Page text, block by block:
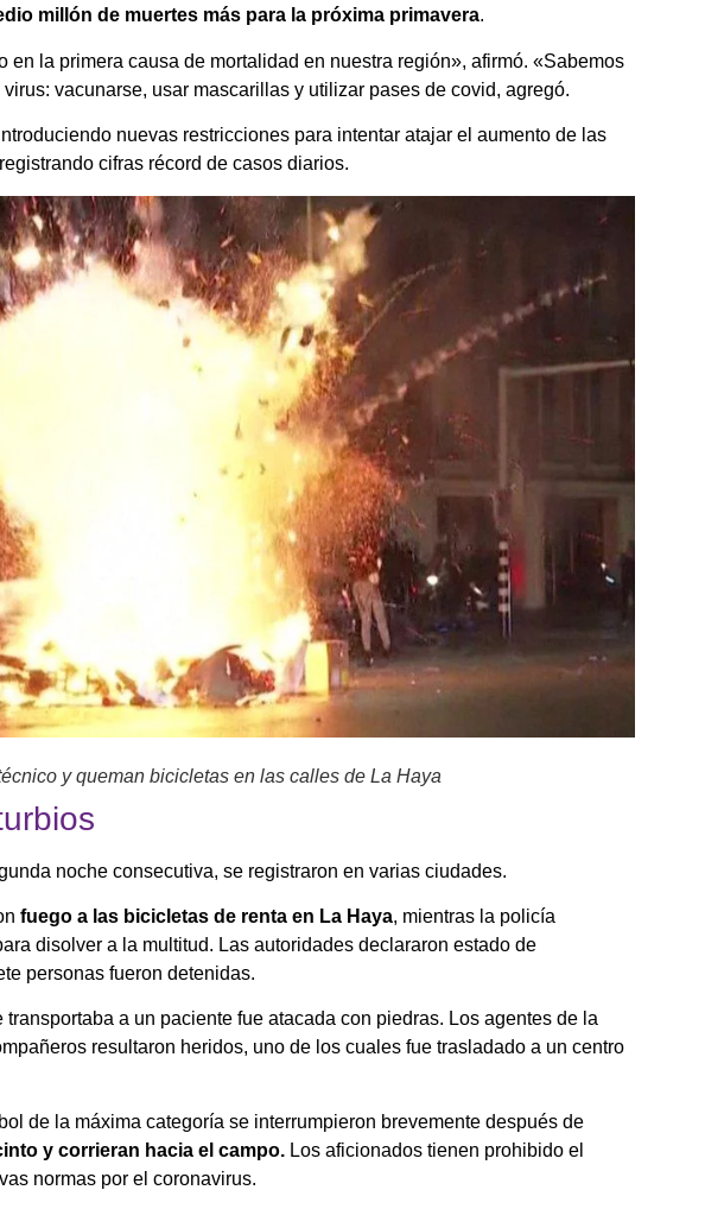
millón de muertes más para la próxima primavera.
en la primera causa de mortalidad en nuestra región», afirmó. «Sabemos
vacunarse, usar mascarillas y utilizar pases de covid, agregó.
nuevas restricciones para intentar atajar el aumento de las
cifras récord de casos diarios.
y queman bicicletas en las calles de La Haya
noche consecutiva, se registraron en varias ciudades.
fuego a las bicicletas de renta en La Haya, mientras la policía
disolver a la multitud. Las autoridades declararon estado de
personas fueron detenidas.
a un paciente fue atacada con piedras. Los agentes de la
resultaron heridos, uno de los cuales fue trasladado a un centro
de la máxima categoría se interrumpieron brevemente después de
y corrieran hacia el campo. Los aficionados tienen prohibido el
normas por el coronavirus.